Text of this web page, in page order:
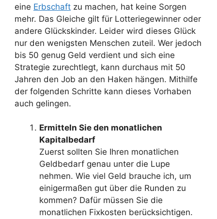
eine Erbschaft zu machen, hat keine Sorgen
mehr. Das Gleiche gilt für Lotteriegewinner oder
andere Glückskinder. Leider wird dieses Glück
nur den wenigsten Menschen zuteil. Wer jedoch
bis 50 genug Geld verdient und sich eine
Strategie zurechtlegt, kann durchaus mit 50
Jahren den Job an den Haken hängen. Mithilfe
der folgenden Schritte kann dieses Vorhaben
auch gelingen.
Ermitteln Sie den monatlichen
Kapitalbedarf
Zuerst sollten Sie Ihren monatlichen
Geldbedarf genau unter die Lupe
nehmen. Wie viel Geld brauche ich, um
einigermaßen gut über die Runden zu
kommen? Dafür müssen Sie die
monatlichen Fixkosten berücksichtigen.